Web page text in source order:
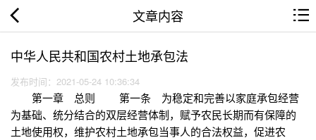
文章内容
中华人民共和国农村土地承包法
发布时间：2021-05-24 10:36:34
第一章 总则 第一条 为稳定和完善以家庭承包经营
为基础、统分结合的双层经营体制，赋予农民长期而有保障的
土地使用权，维护农村土地承包当事人的合法权益，促进农